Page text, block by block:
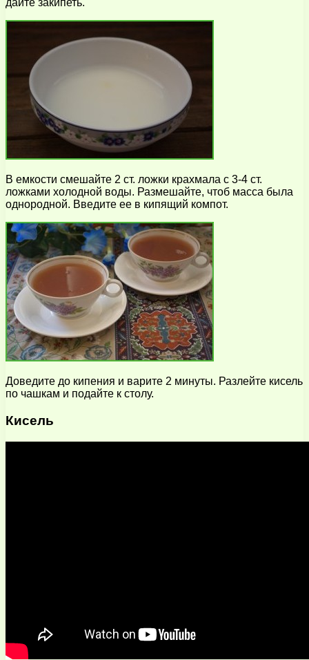
дайте закипеть.
В емкости смешайте 2 ст. ложки крахмала с 3-4 ст.
ложками холодной воды. Размешайте, чтоб масса была
однородной. Введите ее в кипящий компот.
Доведите до кипения и варите 2 минуты. Разлейте кисель
по чашкам и подайте к столу.
Кисель